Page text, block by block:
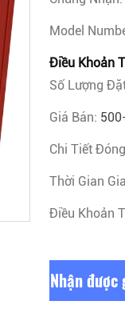
Model
Điều Khoản
Số Lượng
Giá Bán:
Chi Tiết
Thời Gian
Điều Khoản
Nhận